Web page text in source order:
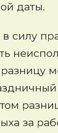
даты.
в силу
за